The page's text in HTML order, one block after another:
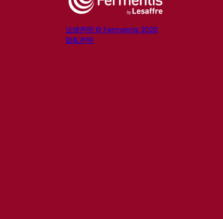
法律声明 © Fermentis 2026
隐私声明